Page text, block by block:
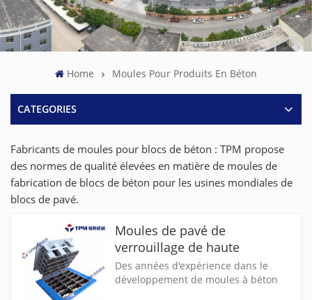
Home Moules Pour Produits En Béton
CATEGORIES
Fabricants de moules pour blocs de béton : TPM propose
des normes de qualité élevées en matière de moules de
fabrication de blocs de béton pour les usines mondiales de
blocs de pavé.
Moules de pavé de
verrouillage de haute
précision pour pavés en
béton
Des années d'expérience dans le
développement de moules à béton